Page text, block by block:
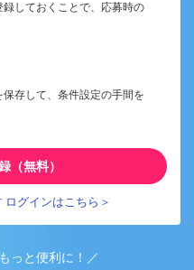
しておくことで、応募時の
存して、条件設定の手間を
（無料）
グインはこちら＞
っと便利に！／